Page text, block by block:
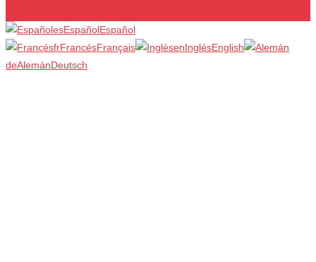
esEspañolEspañol
frFrancésFrançais enInglésEnglish
deAlemánDeutsch